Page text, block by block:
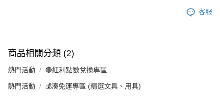
客服
商品相關分類 (2)
熱門活動 🔴紅利點數兌換專區
熱門活動 💰湊免運專區 (精選文具、用具)